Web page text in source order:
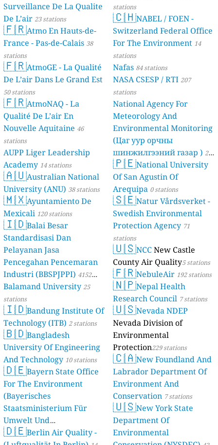
Surveillance De La Qualite
De L’air 23 stations
🇫🇷Atmo En Hauts-de-
France - Pas-de-Calais 38
stations
🇫🇷AtmoGE - La Qualité
De L’air Dans Le Grand Est
50 stations
🇫🇷AtmoNAQ - La
Qualité De L’air En
Nouvelle Aquitaine 46
stations
AUPP Liger Leadership
Academy 14 stations
🇦🇺Australian National
University (ANU) 38 stations
🇲🇽Ayuntamiento De
Mexicali 120 stations
🇮🇩Balai Besar
Standardisasi Dan
Pelayanan Jasa
Pencegahan Pencemaran
Industri (BBSPJPPI) 4152
stations
Balamand University25
stations
🇮🇩Bandung Institute Of
Technology (ITB) 2 stations
🇧🇩Bangladesh
University Of Engineering
And Technology 10 stations
🇩🇪Bayern State Office
For The Environment
(Bayerisches
Staatsministerium Für
Umwelt Und
Verbraucherschutz) - LfU
🇩🇪Berlin Air Quality -
stations
🇨🇭NABEL / FOEN -
Switzerland Federal Office
For The Environment 14
stations
Nafas 84 stations
NASA CSESP / RTI 207
stations
National Agency For
Meteorology And
Environmental Monitoring
(Цаг уур орчны
шинжилгээний газар ) 21
stations
🇵🇪National University
Of San Agustin Of
Arequipa 0 stations
🇸🇪Natur Vårdsverket -
Swedish Environmental
Protection Agency 71
stations
🇺🇸NCCNew Castle
County Air Quality5 stations
🇫🇷NebuleAir 192 stations
🇳🇵Nepal Health
Research Council 7 stations
🇺🇸Nevada NDEP
Nevada Division of
Environmental
Protection229 stations
🇨🇦New Foundland And
Labrador Department Of
Environment And
Conservation 7 stations
🇺🇸New York State
Department Of
Environmental